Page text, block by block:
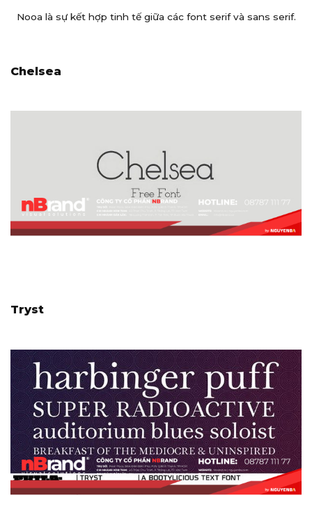
Nooa là sự kết hợp tinh tế giữa các font serif và sans serif.
Chelsea
Tryst